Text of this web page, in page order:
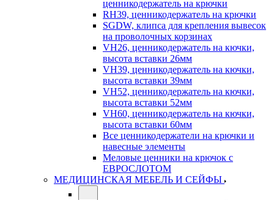
ценникодержатель на крючки
RH39, ценникодержатель на крючки
SGDW, клипса для крепления вывесок
на проволочных корзинах
VH26, ценникодержатель на кючки,
высота вставки 26мм
VH39, ценникодержатель на кючки,
высота вставки 39мм
VH52, ценникодержатель на кючки,
высота вставки 52мм
VH60, ценникодержатель на кючки,
высота вставки 60мм
Все ценникодержатели на крючки и
навесные элементы
Меловые ценники на крючок с
ЕВРОСЛОТОМ
МЕДИЦИНСКАЯ МЕБЕЛЬ И СЕЙФЫ